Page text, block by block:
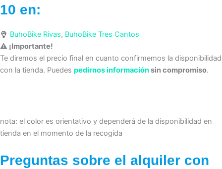
10 en:
BuhoBike Rivas, BuhoBike Tres Cantos
⚠ ¡Importante!
Te diremos el precio final en cuanto confirmemos la disponibilidad
con la tienda. Puedes pedirnos informaciónsin compromiso.
nota: el color es orientativo y dependerá de la disponibilidad en
tienda en el momento de la recogida
Preguntas sobre el alquiler con